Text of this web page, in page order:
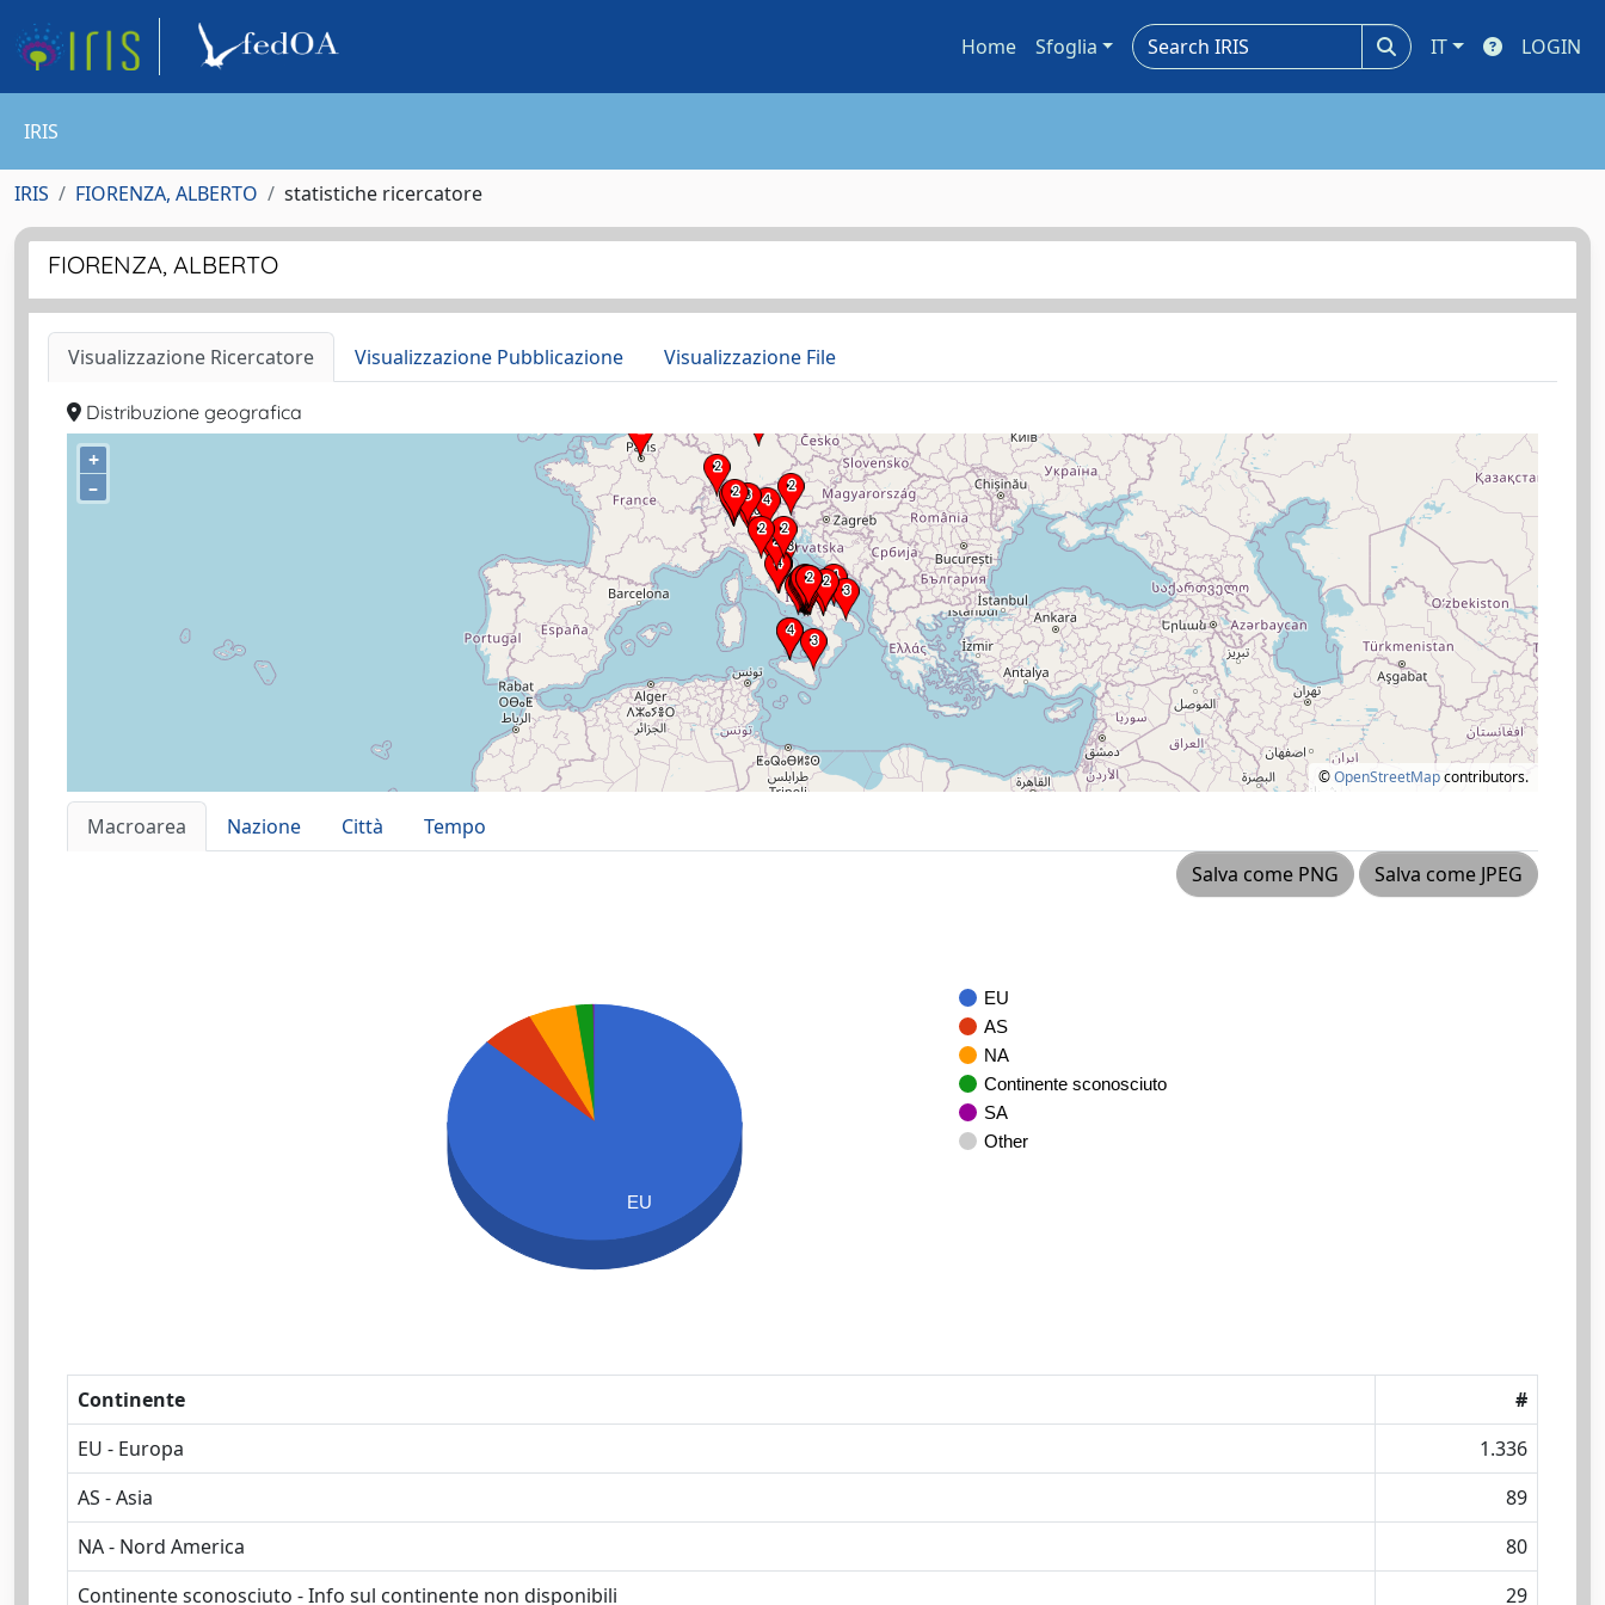
Home Sfoglia IT LOGIN
IRIS
IRIS FIORENZA, ALBERTO statistiche ricercatore
FIORENZA, ALBERTO
Visualizzazione Ricercatore Visualizzazione Pubblicazione Visualizzazione File
Distribuzione geografica
+
–
©OpenStreetMapcontributors.
Macroarea Nazione Città
Tempo
Salva come PNG
Salva come JPEG
EU
AS
NA
Continente sconosciuto
SA
Other
EU
Continente
#
EU - Europa
1.336
AS - Asia
89
NA - Nord America
80
Continente sconosciuto - Info sul continente non disponibili
29